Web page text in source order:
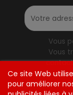
Vous
Vous
Ce site Web
pour améliorer